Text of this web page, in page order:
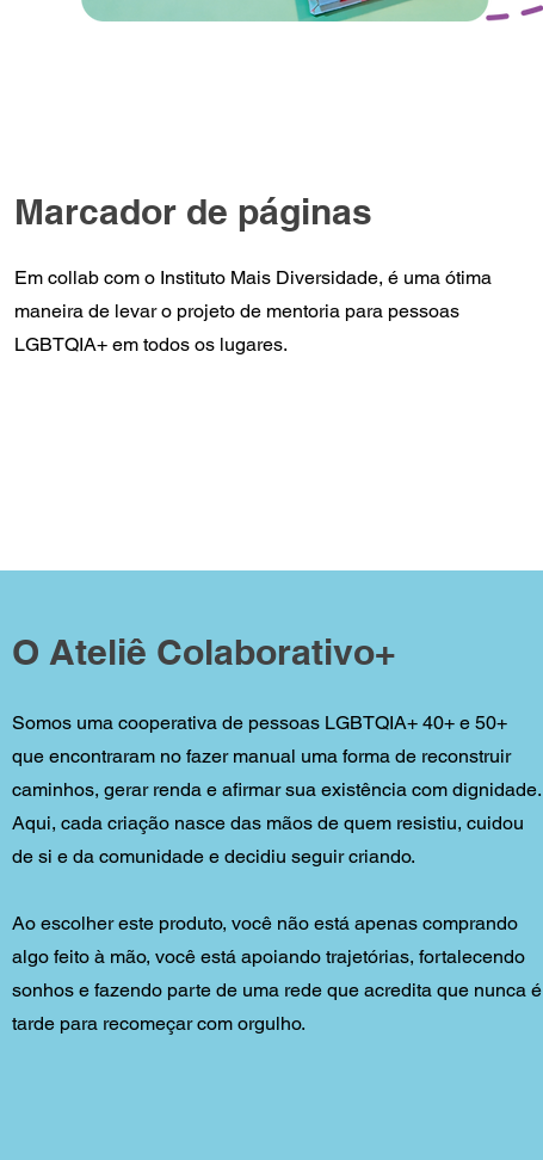
Marcador de páginas
Em collab com o Instituto Mais Diversidade, é uma ótima
maneira de levar o projeto de mentoria para pessoas
LGBTQIA+ em todos os lugares.
O Ateliê Colaborativo+
Somos uma cooperativa de pessoas LGBTQIA+ 40+ e 50+
que encontraram no fazer manual uma forma de reconstruir
caminhos, gerar renda e afirmar sua existência com dignidade.
Aqui, cada criação nasce das mãos de quem resistiu, cuidou
de si e da comunidade e decidiu seguir criando.
Ao escolher este produto, você não está apenas comprando
algo feito à mão, você está apoiando trajetórias, fortalecendo
sonhos e fazendo parte de uma rede que acredita que nunca é
tarde para recomeçar com orgulho.